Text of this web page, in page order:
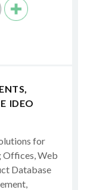
IDEO
for
Offices, Web
Database